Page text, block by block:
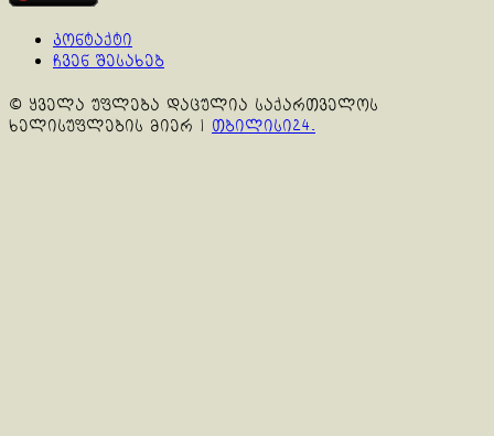
კონტაქტი
ჩვენ შესახებ
© ყველა უფლება დაცულია საქართველოს
ხელისუფლების მიერ | თბილისი24.